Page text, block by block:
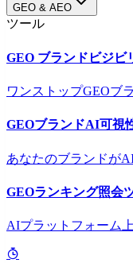
GEO & AEO
ツール
GEO ブランドビジビ
ワンストップGEOブ
GEOブランドAI可視
あなたのブランドが
GEOランキング照会
AIプラットフォーム